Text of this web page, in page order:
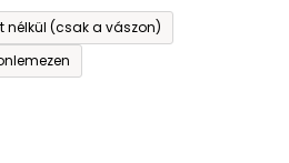
nélkül (csak a vászon)